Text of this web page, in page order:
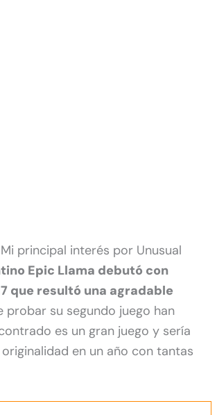
principal interés por Unusual
Epic Llama debutó con
que resultó una agradable
su segundo juego han
es un gran juego y sería
en un año con tantas